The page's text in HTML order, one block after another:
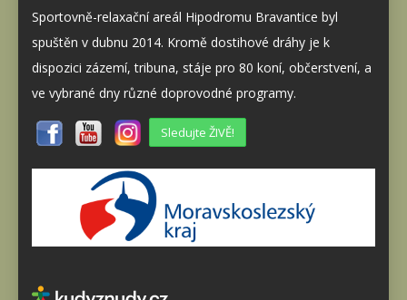
Sportovně-relaxační areál Hipodromu Bravantice byl
spuštěn v dubnu 2014. Kromě dostihové dráhy je k
dispozici zázemí, tribuna, stáje pro 80 koní, občerstvení, a
ve vybrané dny různé doprovodné programy.
Sledujte ŽIVĚ!